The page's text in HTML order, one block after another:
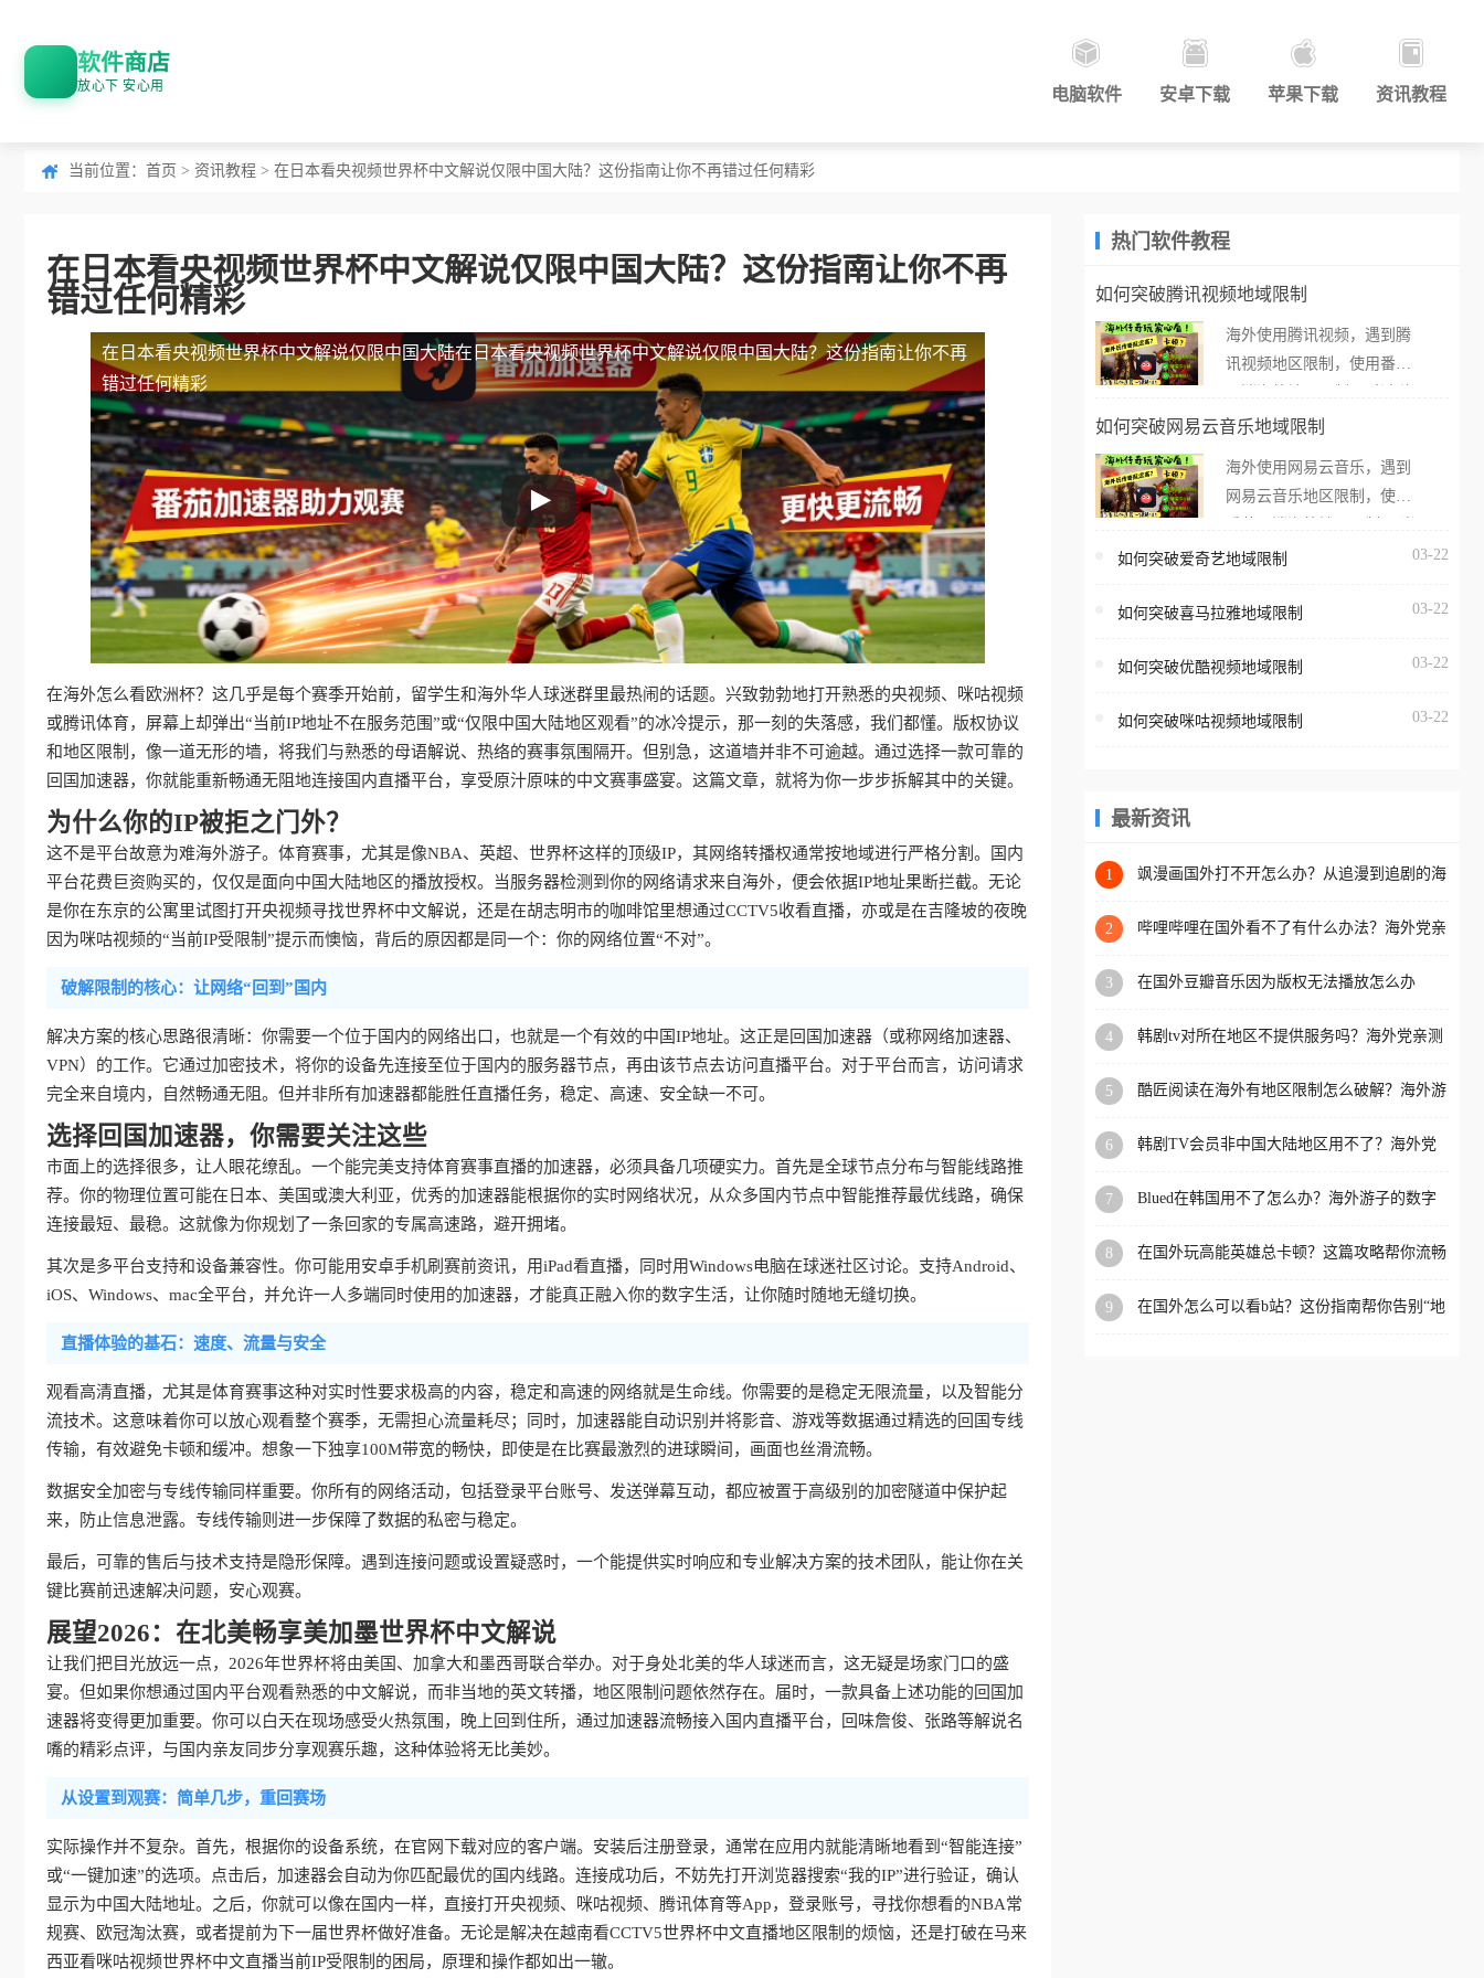
软件商店
放心下 安心用 电脑软件 安卓下载 苹果下载 资讯教程
当前位置： 首页 > 资讯教程 > 在日本看央视频世界杯中文解说仅限中国大陆？这份指南让你不再错过任何精彩
在日本看央视频世界杯中文解说仅限中国大陆？这份指南让你不再
错过任何精彩
在日本看央视频世界杯中文解说仅限中国大陆在日本看央视频世界杯中文解说仅限中国大陆？这份指南让你不再
错过任何精彩
在海外怎么看欧洲杯？这几乎是每个赛季开始前，留学生和海外华人球迷群里最热闹的话题。兴致勃勃地打开熟悉的央视频、咪咕视频
或腾讯体育，屏幕上却弹出“当前IP地址不在服务范围”或“仅限中国大陆地区观看”的冰冷提示，那一刻的失落感，我们都懂。版权协议
和地区限制，像一道无形的墙，将我们与熟悉的母语解说、热络的赛事氛围隔开。但别急，这道墙并非不可逾越。通过选择一款可靠的
回国加速器，你就能重新畅通无阻地连接国内直播平台，享受原汁原味的中文赛事盛宴。这篇文章，就将为你一步步拆解其中的关键。
为什么你的IP被拒之门外？
这不是平台故意为难海外游子。体育赛事，尤其是像NBA、英超、世界杯这样的顶级IP，其网络转播权通常按地域进行严格分割。国内
平台花费巨资购买的，仅仅是面向中国大陆地区的播放授权。当服务器检测到你的网络请求来自海外，便会依据IP地址果断拦截。无论
是你在东京的公寓里试图打开央视频寻找世界杯中文解说，还是在胡志明市的咖啡馆里想通过CCTV5收看直播，亦或是在吉隆坡的夜晚
因为咪咕视频的“当前IP受限制”提示而懊恼，背后的原因都是同一个：你的网络位置“不对”。
破解限制的核心：让网络“回到”国内
解决方案的核心思路很清晰：你需要一个位于国内的网络出口，也就是一个有效的中国IP地址。这正是回国加速器（或称网络加速器、
VPN）的工作。它通过加密技术，将你的设备先连接至位于国内的服务器节点，再由该节点去访问直播平台。对于平台而言，访问请求
完全来自境内，自然畅通无阻。但并非所有加速器都能胜任直播任务，稳定、高速、安全缺一不可。
选择回国加速器，你需要关注这些
市面上的选择很多，让人眼花缭乱。一个能完美支持体育赛事直播的加速器，必须具备几项硬实力。首先是全球节点分布与智能线路推
荐。你的物理位置可能在日本、美国或澳大利亚，优秀的加速器能根据你的实时网络状况，从众多国内节点中智能推荐最优线路，确保
连接最短、最稳。这就像为你规划了一条回家的专属高速路，避开拥堵。
其次是多平台支持和设备兼容性。你可能用安卓手机刷赛前资讯，用iPad看直播，同时用Windows电脑在球迷社区讨论。支持Android、
iOS、Windows、mac全平台，并允许一人多端同时使用的加速器，才能真正融入你的数字生活，让你随时随地无缝切换。
直播体验的基石：速度、流量与安全
观看高清直播，尤其是体育赛事这种对实时性要求极高的内容，稳定和高速的网络就是生命线。你需要的是稳定无限流量，以及智能分
流技术。这意味着你可以放心观看整个赛季，无需担心流量耗尽；同时，加速器能自动识别并将影音、游戏等数据通过精选的回国专线
传输，有效避免卡顿和缓冲。想象一下独享100M带宽的畅快，即使是在比赛最激烈的进球瞬间，画面也丝滑流畅。
数据安全加密与专线传输同样重要。你所有的网络活动，包括登录平台账号、发送弹幕互动，都应被置于高级别的加密隧道中保护起
来，防止信息泄露。专线传输则进一步保障了数据的私密与稳定。
最后，可靠的售后与技术支持是隐形保障。遇到连接问题或设置疑惑时，一个能提供实时响应和专业解决方案的技术团队，能让你在关
键比赛前迅速解决问题，安心观赛。
展望2026：在北美畅享美加墨世界杯中文解说
让我们把目光放远一点，2026年世界杯将由美国、加拿大和墨西哥联合举办。对于身处北美的华人球迷而言，这无疑是场家门口的盛
宴。但如果你想通过国内平台观看熟悉的中文解说，而非当地的英文转播，地区限制问题依然存在。届时，一款具备上述功能的回国加
速器将变得更加重要。你可以白天在现场感受火热氛围，晚上回到住所，通过加速器流畅接入国内直播平台，回味詹俊、张路等解说名
嘴的精彩点评，与国内亲友同步分享观赛乐趣，这种体验将无比美妙。
从设置到观赛：简单几步，重回赛场
实际操作并不复杂。首先，根据你的设备系统，在官网下载对应的客户端。安装后注册登录，通常在应用内就能清晰地看到“智能连接”
或“一键加速”的选项。点击后，加速器会自动为你匹配最优的国内线路。连接成功后，不妨先打开浏览器搜索“我的IP”进行验证，确认
显示为中国大陆地址。之后，你就可以像在国内一样，直接打开央视频、咪咕视频、腾讯体育等App，登录账号，寻找你想看的NBA常
规赛、欧冠淘汰赛，或者提前为下一届世界杯做好准备。无论是解决在越南看CCTV5世界杯中文直播地区限制的烦恼，还是打破在马来
西亚看咪咕视频世界杯中文直播当前IP受限制的困局，原理和操作都如出一辙。
热门软件教程
如何突破腾讯视频地域限制
海外使用腾讯视频，遇到腾
讯视频地区限制，使用番茄
外打开腾讯视频，却突然弹
地区无法播放”的提示语。
海外用户如香港、澳门、台
亚、欧洲等国家和地区时，
台一样，出现地区及版权限
地区播放。 遇到这个问题的
区工作、留学、定居等，都
权限制所困扰。
如何突破网易云音乐地域限制
海外使用网易云音乐，遇到
网易云音乐地区限制，使用
在海外打开网易云音乐，却
所在的地区无法播放”的提示
门、台湾、美国、加拿大、
区时，网易云音乐也会像其
回国加速器，即可解决「海
版权限制」的问题，无论人
国、加拿大、澳大利亚、欧
学、定居等，都可以使用，
扰。
如何突破爱奇艺地域限制 03-22
如何突破喜马拉雅地域限制 03-22
如何突破优酷视频地域限制 03-22
如何突破咪咕视频地域限制 03-22
最新资讯
1
飒漫画国外打不开怎么办？从追漫到追剧的海
2
哔哩哔哩在国外看不了有什么办法？海外党亲
3 在国外豆瓣音乐因为版权无法播放怎么办
4
韩剧tv对所在地区不提供服务吗？海外党亲测
5
酷匠阅读在海外有地区限制怎么破解？海外游
6
韩剧TV会员非中国大陆地区用不了？海外党
7
Blued在韩国用不了怎么办？海外游子的数字
8
在国外玩高能英雄总卡顿？这篇攻略帮你流畅
9
在国外怎么可以看b站？这份指南帮你告别“地